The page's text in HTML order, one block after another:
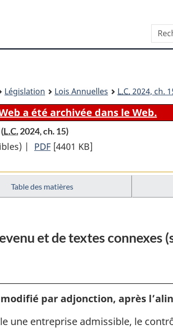
principal
À
site
version
dans
Législation Lois Annuelles L.C. 2024, ch.
a été archivée dans le Web.
L.C.2024, ch. 15)
| PDF Texte
:
Loi
l’énoncé
économique
2023
[4401 KB]
Table des matières
et de textes connexes
par adjonction, après
une entreprise admissible, le